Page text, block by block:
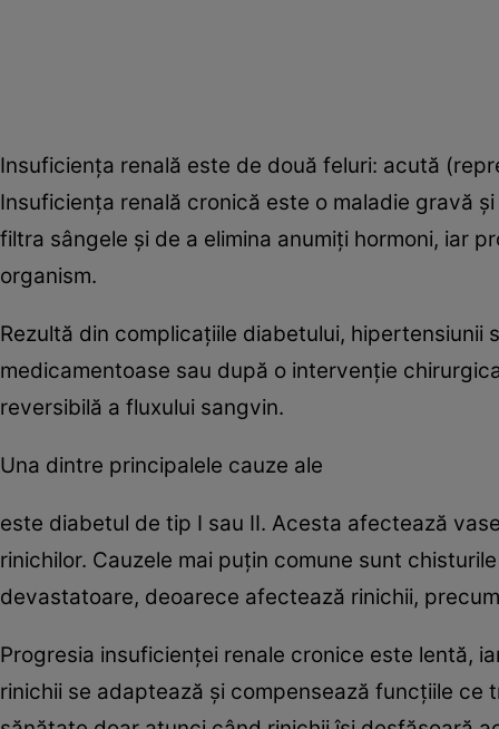
Insuficienţa renală este de două feluri: acută
Insuficienţa renală cronică este o maladie gravă
filtra sângele şi de a elimina anumiţi hormoni, iar
organism.
Rezultă din complicaţiile diabetului,
medicamentoase sau după o intervenţie
reversibilă a fluxului sangvin.
Una dintre principalele cauze ale
este diabetul de tip I sau II. Acesta afectează
rinichilor. Cauzele mai puţin comune sunt
devastatoare, deoarece afectează rinichii,
Progresia insuficienţei renale cronice este lentă,
rinichii se adaptează şi compensează funcţiile